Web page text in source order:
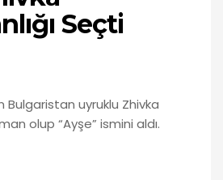
Seçti
Bulgaristan uyruklu Zhivka
olup “Ayşe” ismini aldı.